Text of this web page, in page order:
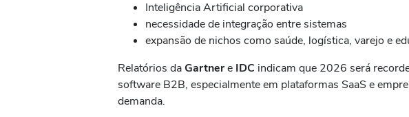
Inteligência Artificial corporativa
necessidade de integração entre sistemas
expansão de nichos como saúde, logística, varejo e
Relatórios daGartnere IDC indicam que 2026 será
software B2B, especialmente em plataformas SaaS e
demanda.